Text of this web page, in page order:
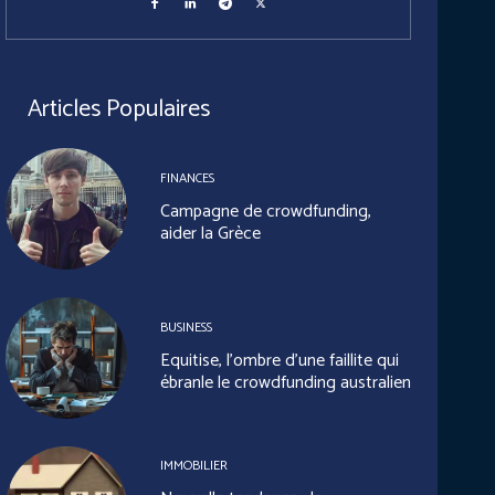
Articles Populaires
FINANCES
Campagne de crowdfunding,
aider la Grèce
BUSINESS
Equitise, l’ombre d’une faillite qui
ébranle le crowdfunding australien
IMMOBILIER